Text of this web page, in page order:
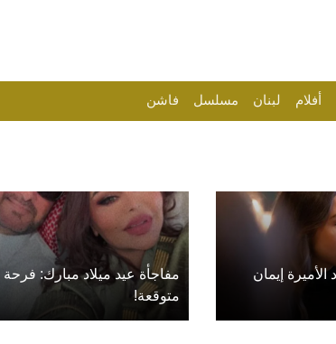
أفلام لبنان مسلسل فاشن
الأميرة إيمان
مفاجأة عيد ميلاد مبارك: فرحة
متوقعة!